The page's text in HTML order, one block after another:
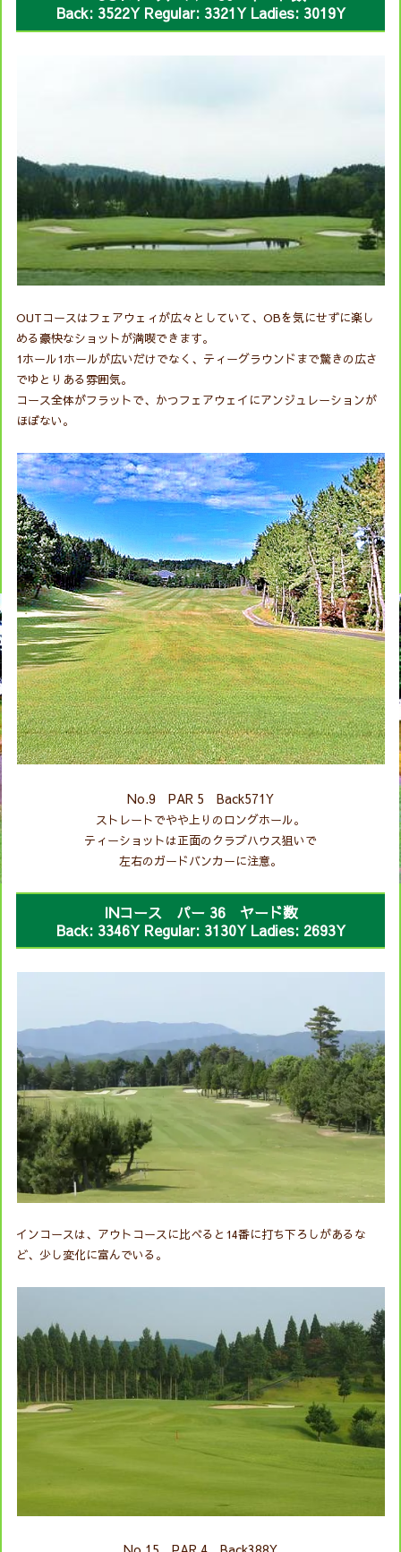
Back: 3522Y Regular: 3321Y Ladies: 3019Y
OUTコースはフェアウェィが広々としていて、OBを気にせずに楽し
める豪快なショットが満喫できます。
1ホール1ホールが広いだけでなく、ティーグラウンドまで驚きの広さ
でゆとりある雰囲気。
コース全体がフラットで、かつフェアウェイにアンジュレーションが
ほぼない。
No.9 PAR 5 Back571Y
ストレートでやや上りのロングホール。
ティーショットは正面のクラブハウス狙いで
左右のガードバンカーに注意。
INコース パー 36 ヤード数
Back: 3346Y Regular: 3130Y Ladies: 2693Y
インコースは、アウトコースに比べると14番に打ち下ろしがあるな
ど、少し変化に富んでいる。